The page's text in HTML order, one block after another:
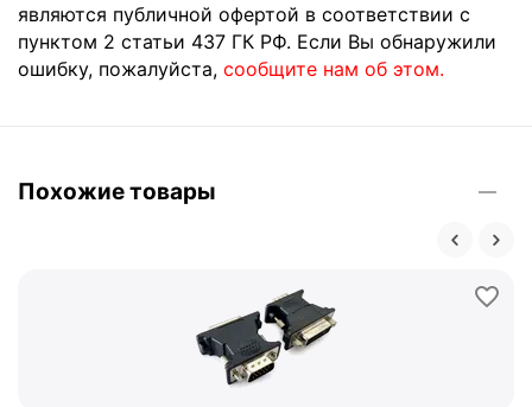
являются публичной офертой в соответствии с
пунктом 2 статьи 437 ГК РФ. Если Вы обнаружили
ошибку, пожалуйста, сообщите нам об этом.
Похожие товары